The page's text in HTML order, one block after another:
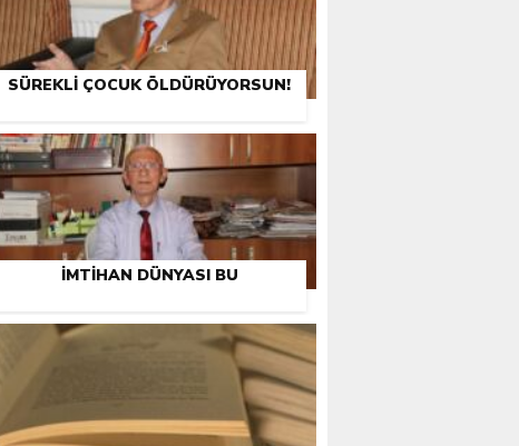
SÜREKLI ÇOCUK ÖLDÜRÜYORSUN!
İMTIHAN DÜNYASI BU